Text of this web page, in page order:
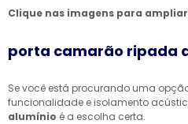
Clique nas imagens para ampliar
porta camarão ripada
Se você está procurando uma
funcionalidade e isolamento
alumínio é a escolha certa.